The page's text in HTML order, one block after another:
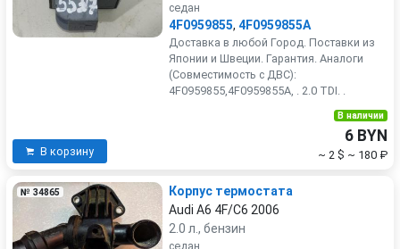
седан
4F0959855, 4F0959855A
Доставка в любой Город. Поставки из
Японии и Швеции. Гарантия. Аналоги
(Совместимость с ДВС):
4F0959855,4F0959855A, . 2.0 TDI. .
В корзину
В наличии
6 BYN
~ 2 $ ~ 180 ₽
№ 34865
Корпус термостата
Audi A6 4F/C6 2006
2.0 л., бензин
седан